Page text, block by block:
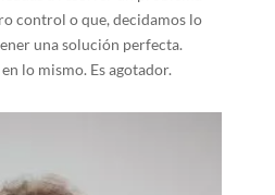
control o que, decidamos lo
una solución perfecta.
lo mismo. Es agotador.